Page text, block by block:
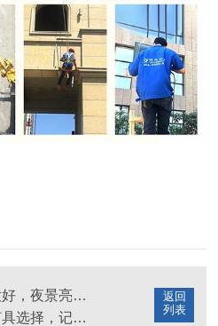
返回
列表
想要商业街生意好，夜景亮化少不了！
关于亮化工程灯具选择，记住这几点！